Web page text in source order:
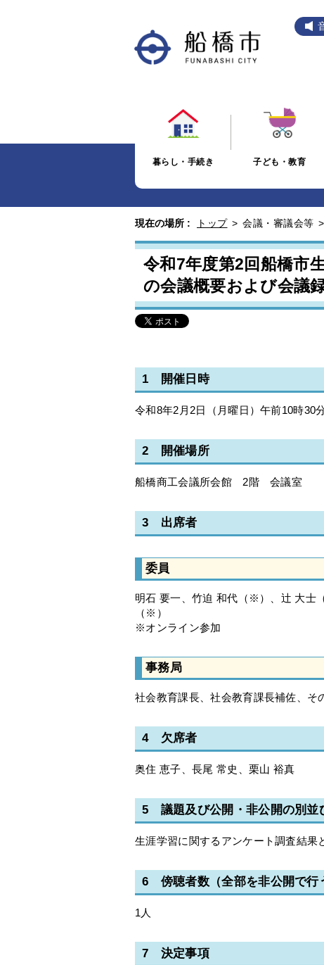
暮らし・手続き 子ども・教育
現在の場所 : トップ > 会議・審議会等 >
令和7年度第2回船橋市
の会議概要および会議
1 開催日時
令和8年2月2日（月曜日）午前10時30
2 開催場所
船橋商工会議所会館 2階 会議室
3 出席者
委員
明石 要一、竹迫 和代（※）、辻 大士
（※）
※オンライン参加
事務局
社会教育課長、社会教育課長補佐、そ
4 欠席者
奥住 恵子、長尾 常史、栗山 裕真
5 議題及び公開・非公開の別並
生涯学習に関するアンケート調査結果
6 傍聴者数（全部を非公開で行
1人
7 決定事項